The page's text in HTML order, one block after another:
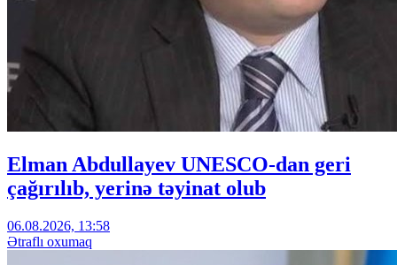
Elman Abdullayev UNESCO-dan geri
çağırılıb, yerinə təyinat olub
06.08.2026, 13:58
Ətraflı oxumaq